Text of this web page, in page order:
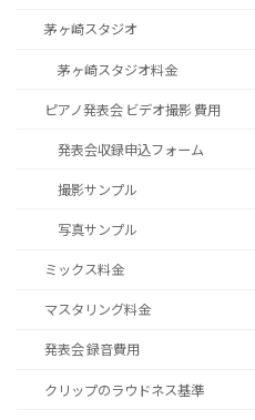
茅ヶ崎スタジオ
茅ヶ崎スタジオ料金
ピアノ発表会 ビデオ撮影 費用
発表会収録申込フォーム
撮影サンプル
写真サンプル
ミックス料金
マスタリング料金
発表会 録音費用
クリップのラウドネス基準